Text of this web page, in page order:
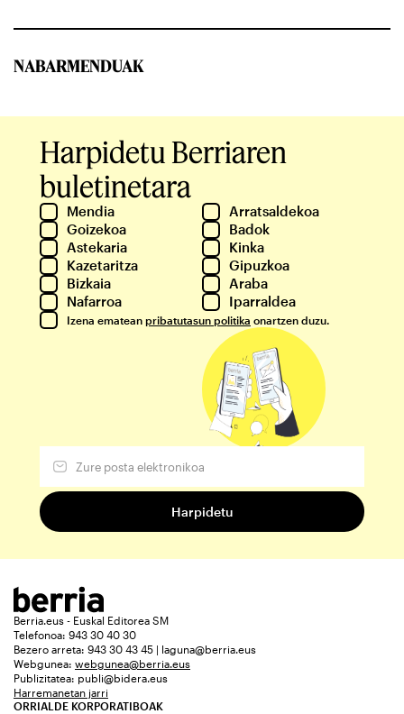
NABARMENDUAK
Harpidetu Berriaren
buletinetara
Mendia
Arratsaldekoa
Goizekoa
Badok
Astekaria
Kinka
Kazetaritza
Gipuzkoa
Bizkaia
Araba
Nafarroa
Iparraldea
Izena ematean pribatutasun politika onartzen duzu.
Berria.eus - Euskal Editorea SM
Telefonoa: 943 30 40 30
Bezero arreta: 943 30 43 45 | laguna@berria.eus
Webgunea: webgunea@berria.eus
Publizitatea: publi@bidera.eus
Harremanetan jarri
ORRIALDE KORPORATIBOAK